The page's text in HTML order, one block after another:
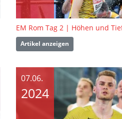
Artikel anzeigen
07.06.
2024